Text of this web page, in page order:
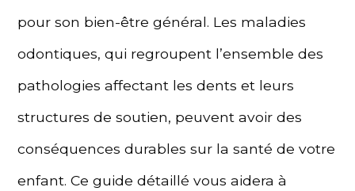
pour son bien-être général. Les maladies
odontiques, qui regroupent l’ensemble des
pathologies affectant les dents et leurs
structures de soutien, peuvent avoir des
conséquences durables sur la santé de votre
enfant. Ce guide détaillé vous aidera à